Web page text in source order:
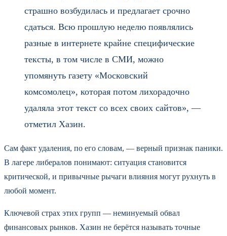
страшно возбудилась и предлагает срочно
сдаться. Всю прошлую неделю появлялись
разные в интернете крайне специфические
тексты, в том числе в СМИ, можно
упомянуть газету «Московский
комсомолец», которая потом лихорадочно
удаляла этот текст со всех своих сайтов», —
отметил Хазин.
Сам факт удаления, по его словам, — верный признак паники.
В лагере либералов понимают: ситуация становится
критической, и привычные рычаги влияния могут рухнуть в
любой момент.
Ключевой страх этих групп — неминуемый обвал
финансовых рынков. Хазин не берётся называть точные